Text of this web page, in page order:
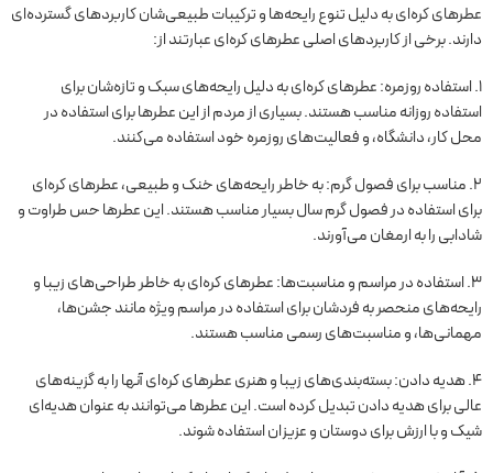
عطرهای کره‌ای به دلیل تنوع رایحه‌ها و ترکیبات طبیعی‌شان کاربردهای گسترده‌ای
دارند. برخی از کاربردهای اصلی عطرهای کره‌ای عبارتند از:
1. استفاده روزمره: عطرهای کره‌ای به دلیل رایحه‌های سبک و تازه‌شان برای
استفاده روزانه مناسب هستند. بسیاری از مردم از این عطرها برای استفاده در
محل کار، دانشگاه، و فعالیت‌های روزمره خود استفاده می‌کنند.
2. مناسب برای فصول گرم: به خاطر رایحه‌های خنک و طبیعی، عطرهای کره‌ای
برای استفاده در فصول گرم سال بسیار مناسب هستند. این عطرها حس طراوت و
شادابی را به ارمغان می‌آورند.
3. استفاده در مراسم و مناسبت‌ها: عطرهای کره‌ای به خاطر طراحی‌های زیبا و
رایحه‌های منحصر به فردشان برای استفاده در مراسم ویژه مانند جشن‌ها،
مهمانی‌ها، و مناسبت‌های رسمی مناسب هستند.
4. هدیه دادن: بسته‌بندی‌های زیبا و هنری عطرهای کره‌ای آنها را به گزینه‌های
عالی برای هدیه دادن تبدیل کرده است. این عطرها می‌توانند به عنوان هدیه‌ای
شیک و با ارزش برای دوستان و عزیزان استفاده شوند.